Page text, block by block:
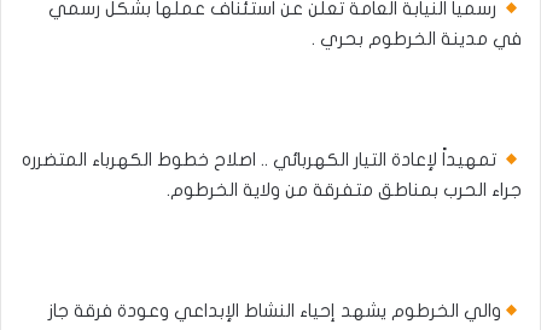
رسميا النيابة العامة تعلن عن استئناف عملها بشكل رسمي
في مدينة الخرطوم بحري .
تمهيداً لإعادة التيار الكهربائي .. اصلاح خطوط الكهرباء المتضرره
جراء الحرب بمناطق متفرقة من ولاية الخرطوم.
والي الخرطوم يشهد إحياء النشاط الإبداعي وعودة فرقة جاز